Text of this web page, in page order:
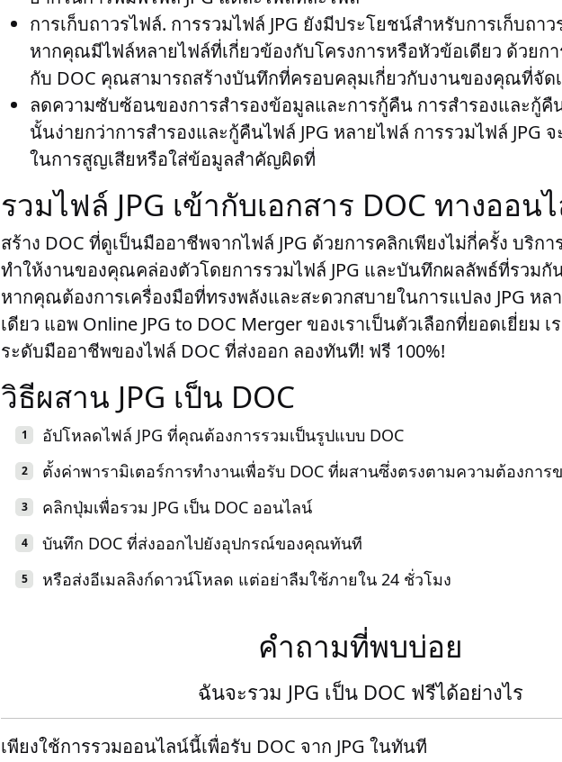
การเก็บถาวรไฟล์. การรวมไฟล์ JPG ยังมีประโยชน์สำหรับการเก็บถา
หากคุณมีไฟล์หลายไฟล์ที่เกี่ยวข้องกับโครงการหรือหัวข้อเดียว ด้วยกา
กับ DOC คุณสามารถสร้างบันทึกที่ครอบคลุมเกี่ยวกับงานของคุณที่จัดเ
ลดความซับซ้อนของการสำรองข้อมูลและการกู้คืน การสำรองและกู้คื
นั้นง่ายกว่าการสำรองและกู้คืนไฟล์ JPG หลายไฟล์ การรวมไฟล์ JPG
ในการสูญเสียหรือใส่ข้อมูลสำคัญผิดที่
รวมไฟล์ JPG เข้ากับเอกสาร DOC ทางออน
สร้าง DOC ที่ดูเป็นมืออาชีพจากไฟล์ JPG ด้วยการคลิกเพียงไม่กี่ครั้ง บริก
ทำให้งานของคุณคล่องตัวโดยการรวมไฟล์ JPG และบันทึกผลลัพธ์ที่รวมกั
หากคุณต้องการเครื่องมือที่ทรงพลังและสะดวกสบายในการแปลง JPG หล
เดียว แอพ Online JPG to DOC Merger ของเราเป็นตัวเลือกที่ยอดเยี่ยม
ระดับมืออาชีพของไฟล์ DOC ที่ส่งออก ลองทันที! ฟรี 100%!
วิธีผสาน JPG เป็น DOC
อัปโหลดไฟล์ JPG ที่คุณต้องการรวมเป็นรูปแบบ DOC
ตั้งค่าพารามิเตอร์การทำงานเพื่อรับ DOC ที่ผสานซึ่งตรงตามความต้องกา
คลิกปุ่มเพื่อรวม JPG เป็น DOC ออนไลน์
บันทึก DOC ที่ส่งออกไปยังอุปกรณ์ของคุณทันที
หรือส่งอีเมลลิงก์ดาวน์โหลด แต่อย่าลืมใช้ภายใน 24 ชั่วโมง
คำถามที่พบบ่อย
ฉันจะรวม JPG เป็น DOC ฟรีได้อย่างไร
เพียงใช้การรวมออนไลน์นี้เพื่อรับ DOC จาก JPG ในทันที